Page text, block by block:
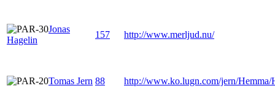
Jonas
Hagelin
157 http://www.merljud.nu/
Tomas Jern 88 http://www.ko.lugn.com/jern/Hemma/